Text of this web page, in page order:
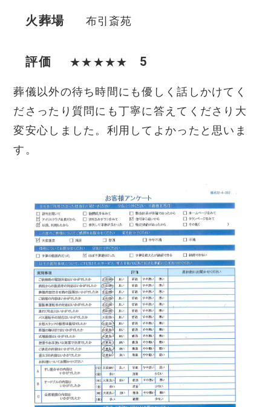
火葬場 布引斎苑
評価 ★★★★★ 5
葬儀以外の待ち時間にも優しく話しかけてく
ださったり質問にも丁寧に答えてくださり大
変安心しました。利用してよかったと思いま
す。